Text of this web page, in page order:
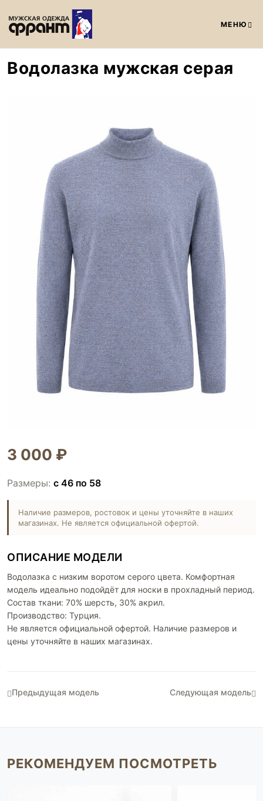
МЕНЮ
Водолазка мужская серая
3 000 ₽
Размеры: с 46 по 58
Наличие размеров, ростовок и цены уточняйте в наших
магазинах. Не является официальной офертой.
ОПИСАНИЕ МОДЕЛИ
Водолазка с низким воротом серого цвета. Комфортная
модель идеально подойдёт для носки в прохладный период.
Состав ткани: 70% шерсть, 30% акрил.
Производство: Турция.
Не является официальной офертой. Наличие размеров и
цены уточняйте в наших магазинах.
Предыдущая модель Следующая модель
РЕКОМЕНДУЕМ ПОСМОТРЕТЬ